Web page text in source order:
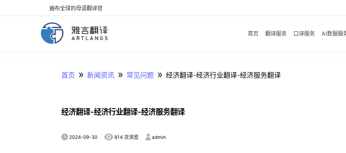
遍布全球的母语翻译官
首页 翻译服务 口译服务 AI数据服
首页 » 新闻资讯 » 常见问题 » 经济翻译-经济行业翻译-经济服务翻译
经济翻译-经济行业翻译-经济服务翻译
2024-09-30 814 次浏览 admin